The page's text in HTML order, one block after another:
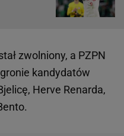
zwolniony, a PZPN
kandydatów
Herve Renarda,